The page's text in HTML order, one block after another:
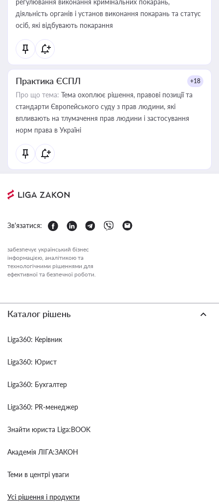
регулювання виконання кримінальних покарань,
діяльність органів і установ виконання покарань та статус
осіб, які відбувають покарання
Практика ЄСПЛ +18
Про що тема: Тема охоплює рішення, правові позиції та
стандарти Європейського суду з прав людини, які
впливають на тлумачення прав людини і застосування
норм права в Україні
Зв'язатися:
забезпечує український бізнес
інформацією, аналітикою та
технологічними рішеннями для
ефективної та безпечної роботи.
Каталог рішень
Liga360: Керівник
Liga360: Юрист
Liga360: Бухгалтер
Liga360: PR-менеджер
Знайти юриста Liga:BOOK
Академія ЛІГА:ЗАКОН
Теми в центрі уваги
Усі рішення і продукти